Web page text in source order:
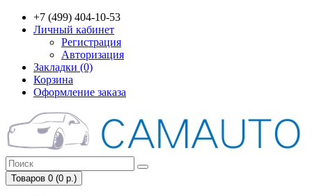
+7 (499) 404-10-53
Личный кабинет
Регистрация
Авторизация
Закладки (0)
Корзина
Оформление заказа
Товаров 0 (0 р.)